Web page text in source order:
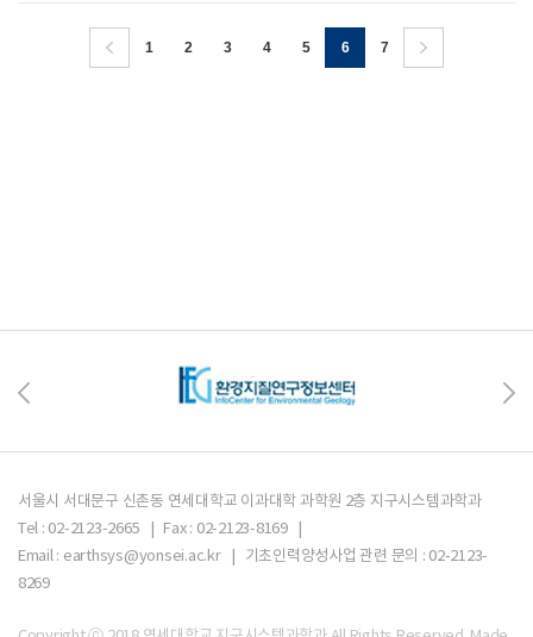
1 2 3 4 5 6 7
서울시 서대문구 신촌동 연세대학교 이과대학 과학원 2층 지구시스템과학과
Tel : 02-2123-2665 | Fax : 02-2123-8169 |
Email : earthsys@yonsei.ac.kr | 기초인력양성사업 관련 문의 : 02-2123-
8269